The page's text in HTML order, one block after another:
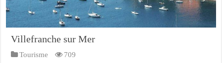
Villefranche sur Mer
Tourisme 709